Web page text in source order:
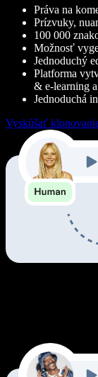
Práva na
Prízvuky,
100 000
Možnosť
Jednoduchý
Platforma
& e-learning
Jednoduchá
Vyskúšať